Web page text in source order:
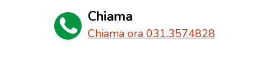
Chiama
Chiama ora 031.3574828